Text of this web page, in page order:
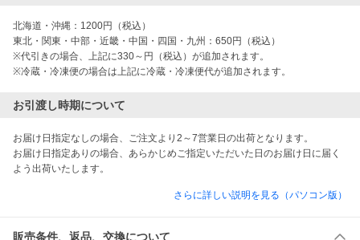
北海道・沖縄：1200円（税込）
東北・関東・中部・近畿・中国・四国・九州：650円（税込）
※代引きの場合、上記に330～円（税込）が追加されます。
※冷蔵・冷凍便の場合は上記に冷蔵・冷凍便代が追加されます。
お引渡し時期について
お届け日指定なしの場合、ご注文より2～7営業日の出荷となります。
お届け日指定ありの場合、あらかじめご指定いただいた日のお届け日に届く
よう出荷いたします。
さらに詳しい説明を見る（パソコン版）
販売条件、返品、交換について